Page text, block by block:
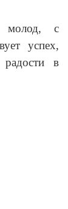
молод, с
успех,
радости в